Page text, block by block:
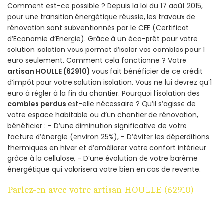
Comment est-ce possible ? Depuis la loi du 17 août 2015,
pour une transition énergétique réussie, les travaux de
rénovation sont subventionnés par le CEE (Certificat
d’Economie d’Energie). Grâce à un éco-prêt pour votre
solution isolation vous permet d’isoler vos combles pour 1
euro seulement. Comment cela fonctionne ? Votre
artisan HOULLE (62910) vous fait bénéficier de ce crédit
d’impôt pour votre solution isolation. Vous ne lui devrez qu’1
euro à régler à la fin du chantier. Pourquoi l’isolation des
combles perdus est-elle nécessaire ? Qu’il s’agisse de
votre espace habitable ou d’un chantier de rénovation,
bénéficier : - D’une diminution significative de votre
facture d’énergie (environ 25%), - D’éviter les déperditions
thermiques en hiver et d’améliorer votre confort intérieur
grâce à la cellulose, - D’une évolution de votre barème
énergétique qui valorisera votre bien en cas de revente.
Parlez-en avec votre artisan HOULLE (62910)